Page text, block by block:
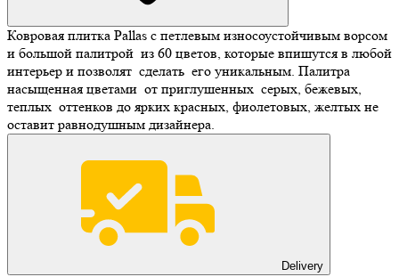
Ковровая плитка Pallas с петлевым износоустойчивым ворсом
и большой палитрой из 60 цветов, которые впишутся в любой
интерьер и позволят сделать его уникальным. Палитра
насыщенная цветами от приглушенных серых, бежевых,
теплых оттенков до ярких красных, фиолетовых, желтых не
оставит равнодушным дизайнера.
Delivery